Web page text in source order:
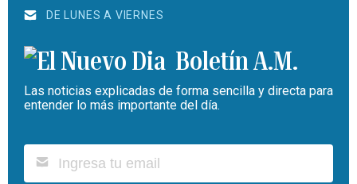
DE LUNES A VIERNES
Boletín A.M.
Las noticias explicadas de forma sencilla y directa para
entender lo más importante del día.